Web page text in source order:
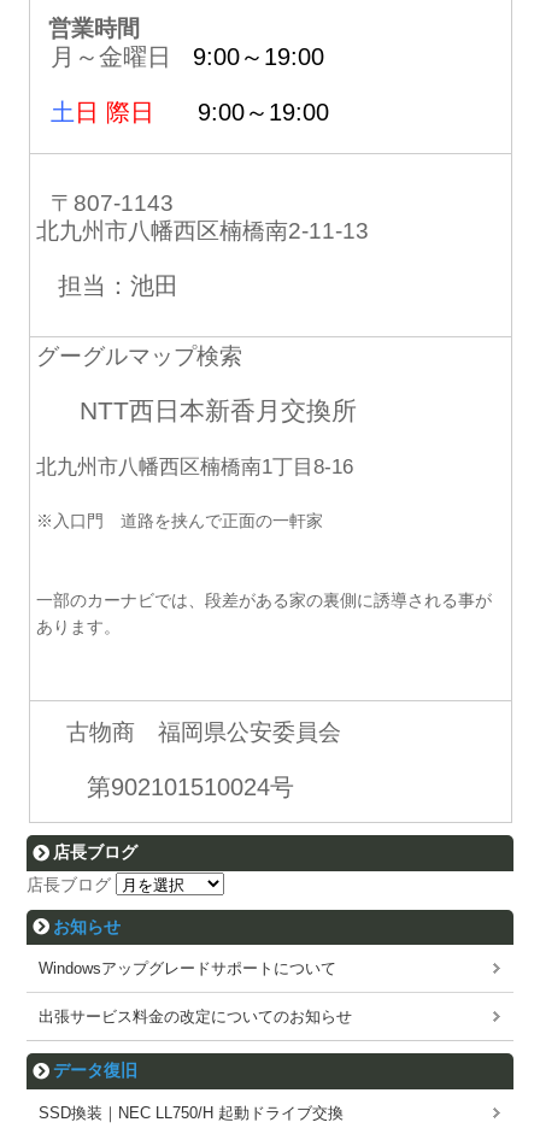
営業時間
月～金曜日 9:00～19:00
土 日 際日 9:00～19:00
〒807-1143
北九州市八幡西区楠橋南2-11-13
担当：池田
グーグルマップ検索
NTT西日本新香月交換所
北九州市八幡西区楠橋南1丁目8-16
※入口門 道路を挟んで正面の一軒家
一部のカーナビでは、段差がある家の裏側に誘導される事が
あります。
古物商 福岡県公安委員会
第902101510024号
店長ブログ
店長ブログ
お知らせ
Windowsアップグレードサポートについて
出張サービス料金の改定についてのお知らせ
データ復旧
SSD換装｜NEC LL750/H 起動ドライブ交換